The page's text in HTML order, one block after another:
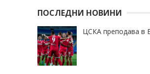
ПОСЛЕДНИ НОВИНИ
ЦСКА преподава в